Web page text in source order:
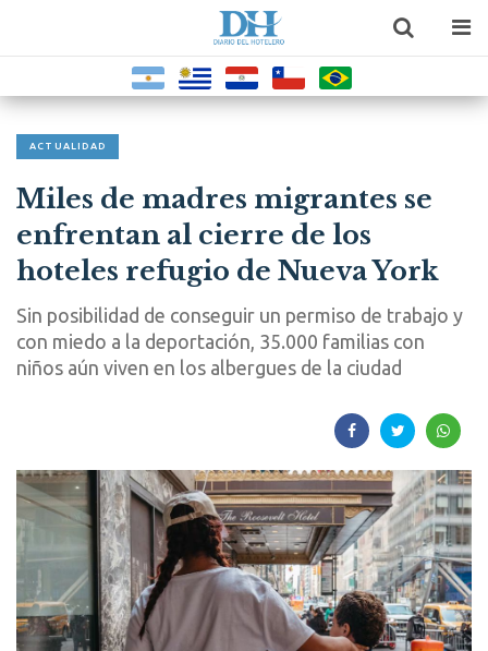
ACTUALIDAD
Miles de madres migrantes se
enfrentan al cierre de los
hoteles refugio de Nueva York
Sin posibilidad de conseguir un permiso de trabajo y
con miedo a la deportación, 35.000 familias con
niños aún viven en los albergues de la ciudad